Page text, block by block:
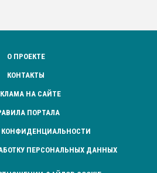
О ПРОЕКТЕ
КОНТАКТЫ
НА САЙТЕ
ПОРТАЛА
КОНФИДЕНЦИАЛЬНОСТИ
ПЕРСОНАЛЬНЫХ ДАННЫХ